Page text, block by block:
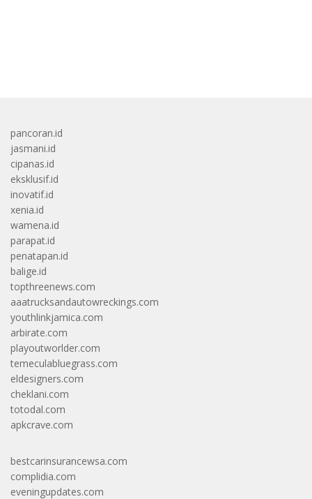
pancoran.id
jasmani.id
cipanas.id
eksklusif.id
inovatif.id
xenia.id
wamena.id
parapat.id
penatapan.id
balige.id
topthreenews.com
aaatrucksandautowreckings.com
youthlinkjamica.com
arbirate.com
playoutworlder.com
temeculabluegrass.com
eldesigners.com
cheklani.com
totodal.com
apkcrave.com
bestcarinsurancewsa.com
complidia.com
eveningupdates.com